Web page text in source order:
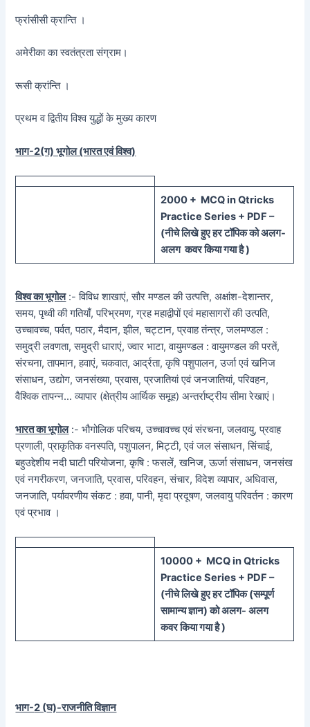
फ्रांसीसी क्रान्ति ।
अमेरीका का स्वतंत्रता संग्राम।
रूसी क्रांन्ति ।
प्रथम व द्वितीय विश्व युद्धों के मुख्य कारण
भाग-2(ग) भूगोल (भारत एवं विश्व)
2000 + MCQ in Qtricks
Practice Series + PDF –
(नीचेलिखे हुएहर टॉपिक कोअलग-
अलग कवर किया गया है )
विश्व का भूगोल:- विविध शाखाएं, सौर मण्डल की उत्पत्ति, अक्षांश-देशान्तर,
समय, पृथ्वी की गतियाँ, परिभ्रमण, ग्रह महाद्वीपों एवं महासागरों की उत्पति,
उच्चावच्च, पर्वत, पठार, मैदान, झील, चट्टान, प्रवाह तंन्त्र, जलमण्डल :
समुद्री लवणता, समुद्री धाराएं, ज्वार भाटा, वायुमण्डल : वायुमण्डल की परतें,
संरचना, तापमान, हवाएं, चकवात, आर्द्रता, कृषि पशुपालन, उर्जा एवं खनिज
संसाधन, उद्योग, जनसंख्या, प्रवास, प्रजातियां एवं जनजातियां, परिवहन,
वैश्विक तापन्न… व्यापार (क्षेत्रीय आर्थिक समूह) अन्तर्राष्ट्रीय सीमा रेखाएं।
भारत का भूगोल:- भौगोलिक परिचय, उच्चावच्च एवं संरचना, जलवायु, प्रवाह
प्रणाली, प्राकृतिक वनस्पति, पशुपालन, मिट्टी, एवं जल संसाधन, सिंचाई,
बहुउद्देशीय नदी घाटी परियोजना, कृषि : फसलें, खनिज, ऊर्जा संसाधन, जनसंख
एवं नगरीकरण, जनजाति, प्रवास, परिवहन, संचार, विदेश व्यापार, अधिवास,
जनजाति, पर्यावरणीय संकट : हवा, पानी, मृदा प्रदूषण, जलवायु परिवर्तन : कारण
एवं प्रभाव ।
10000 + MCQ in Qtricks
Practice Series + PDF –
(नीचेलिखे हुएहर टॉपिक(सम्पूर्ण
सामान्य ज्ञान) कोअलग- अलग
कवर किया गया है )
भाग-2 (घ)-राजनीति विज्ञान